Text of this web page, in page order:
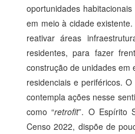
oportunidades
em meio à cidade
reativar áreas
residentes, para fazer
construção de unidades em
residenciais e periféricos.
contempla ações nesse
como “retrofit”. O Espírito
Censo 2022, dispõe de